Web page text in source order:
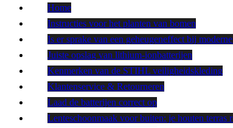
Home
Instructies voor het planten van bomen
Is er sprake van een geheugeneffect bij
Juiste opslag van lithium-ionbatterijen
Kenmerken van de STIHL veiligheidskleding
Klantenservice & Retourneren
Laad de batterijen correct op
Lenteschoonmaak voor buiten: je houten terras